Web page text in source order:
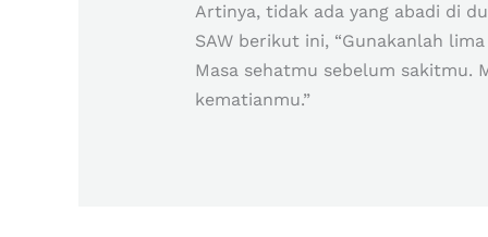
Artinya, tidak ada yang abadi di
SAW berikut ini, “Gunakanlah
Masa sehatmu sebelum sakitmu.
kematianmu.”